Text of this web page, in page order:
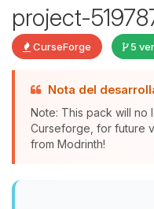
project-
CurseForge 5
Nota del
Note: This pack will
Curseforge, for future
from Modrinth!
hablar! Soy
asistente de
que
pequenos
07/08/2026